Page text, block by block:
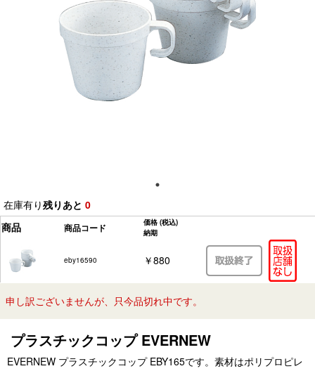
在庫有り残りあと 0
商品
商品コード 価格 (税込)
納期
eby16590 ￥880
申し訳ございませんが、只今品切れ中です。
プラスチックコップ EVERNEW
EVERNEW プラスチックコップ EBY165です。素材はポリプロピレ